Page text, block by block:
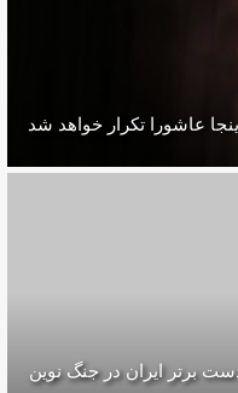
عاشورا تكرار خواهد شد
برتر ایران در جنگ نوین